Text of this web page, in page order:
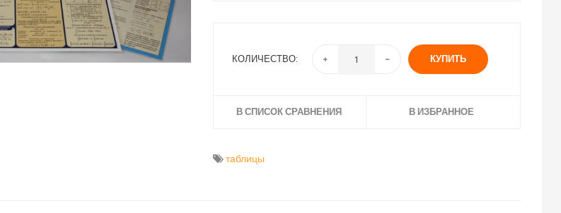
КОЛИЧЕСТВО: КУПИТЬ
В СПИСОК СРАВНЕНИЯ В ИЗБРАННОЕ
таблицы